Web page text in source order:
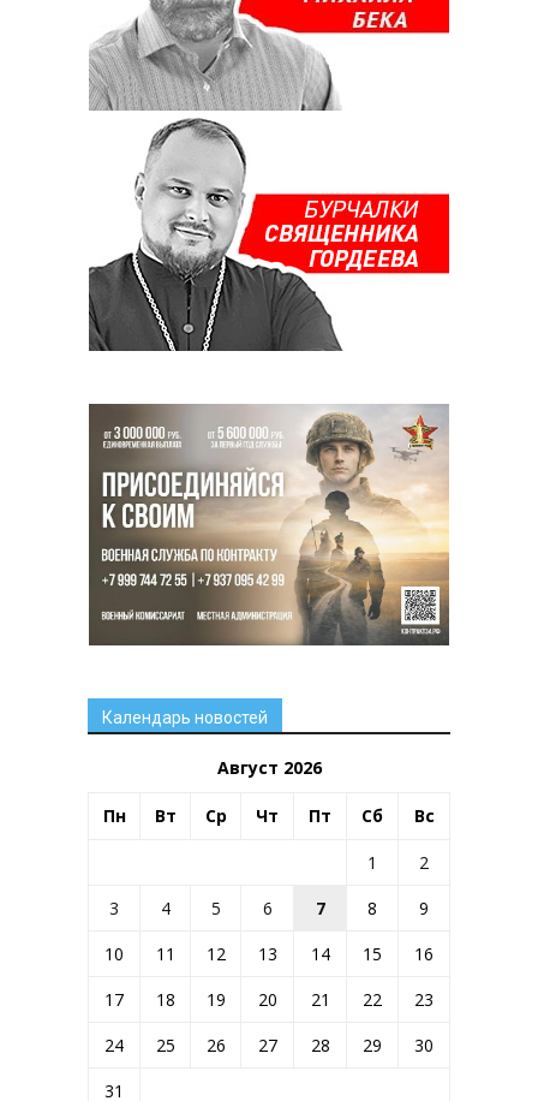
Календарь новостей
Август 2026
Пн Вт Ср Чт Пт Сб Вс
1
2
3
4 5 6 7 8
9
10
11 12 13 14 15
16
17
18 19 20 21 22
23
24
25 26 27 28 29
30
31